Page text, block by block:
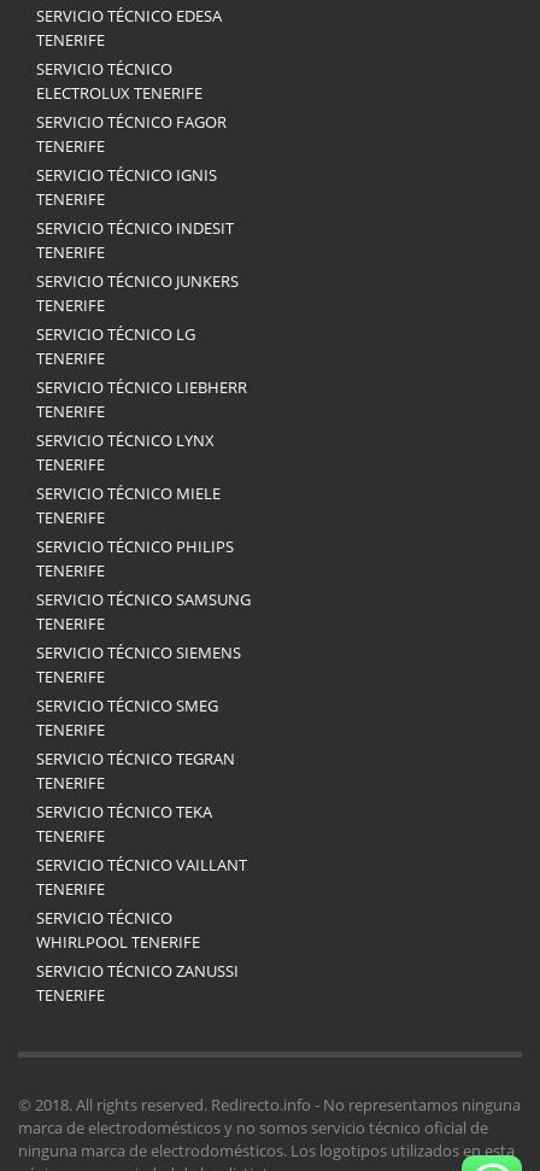
SERVICIO TÉCNICO EDESA
TENERIFE
SERVICIO TÉCNICO
ELECTROLUX TENERIFE
SERVICIO TÉCNICO FAGOR
TENERIFE
SERVICIO TÉCNICO IGNIS
TENERIFE
SERVICIO TÉCNICO INDESIT
TENERIFE
SERVICIO TÉCNICO JUNKERS
TENERIFE
SERVICIO TÉCNICO LG
TENERIFE
SERVICIO TÉCNICO LIEBHERR
TENERIFE
SERVICIO TÉCNICO LYNX
TENERIFE
SERVICIO TÉCNICO MIELE
TENERIFE
SERVICIO TÉCNICO PHILIPS
TENERIFE
SERVICIO TÉCNICO SAMSUNG
TENERIFE
SERVICIO TÉCNICO SIEMENS
TENERIFE
SERVICIO TÉCNICO SMEG
TENERIFE
SERVICIO TÉCNICO TEGRAN
TENERIFE
SERVICIO TÉCNICO TEKA
TENERIFE
SERVICIO TÉCNICO VAILLANT
TENERIFE
SERVICIO TÉCNICO
WHIRLPOOL TENERIFE
SERVICIO TÉCNICO ZANUSSI
TENERIFE
© 2018. All rights reserved. Redirecto.info - No representamos ninguna
marca de electrodomésticos y no somos servicio técnico oficial de
ninguna marca de electrodomésticos. Los logotipos utilizados en esta